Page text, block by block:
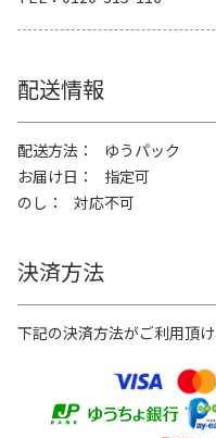
配送情報
配送方法
ゆうパック
お届け日
指定可
のし
対応不可
決済方法
下記の決済方法がご利用頂け